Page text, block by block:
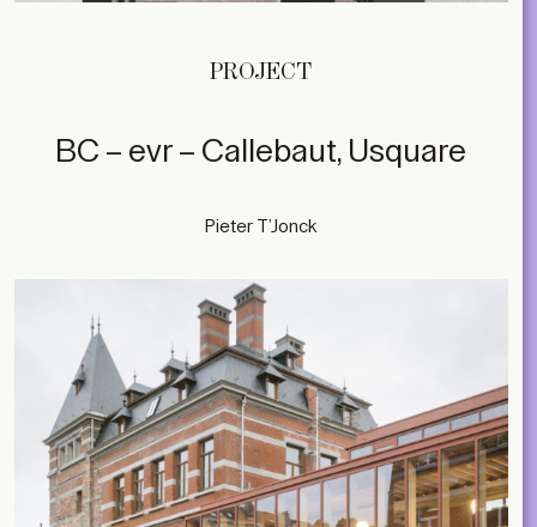
PROJECT
BC – evr – Callebaut, Usquare
Pieter T’Jonck